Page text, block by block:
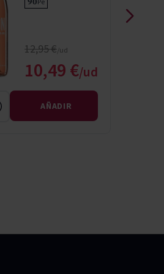
Precio especial
10,49 €
Precio normal
12,95 €
AÑADIR